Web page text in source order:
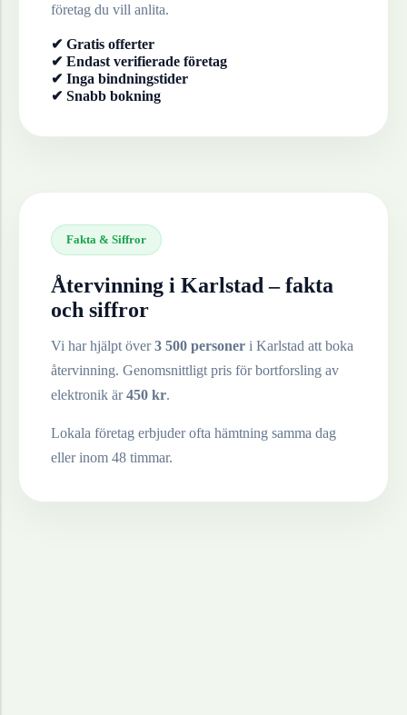
företag du vill anlita.
✔ Gratis offerter
✔ Endast verifierade företag
✔ Inga bindningstider
✔ Snabb bokning
Fakta & Siffror
Återvinning i Karlstad – fakta
och siffror
Vi har hjälpt över3 500 personer i Karlstad att boka
återvinning. Genomsnittligt pris för bortforsling av
elektronik är450 kr.
Lokala företag erbjuder ofta hämtning samma dag
eller inom 48 timmar.